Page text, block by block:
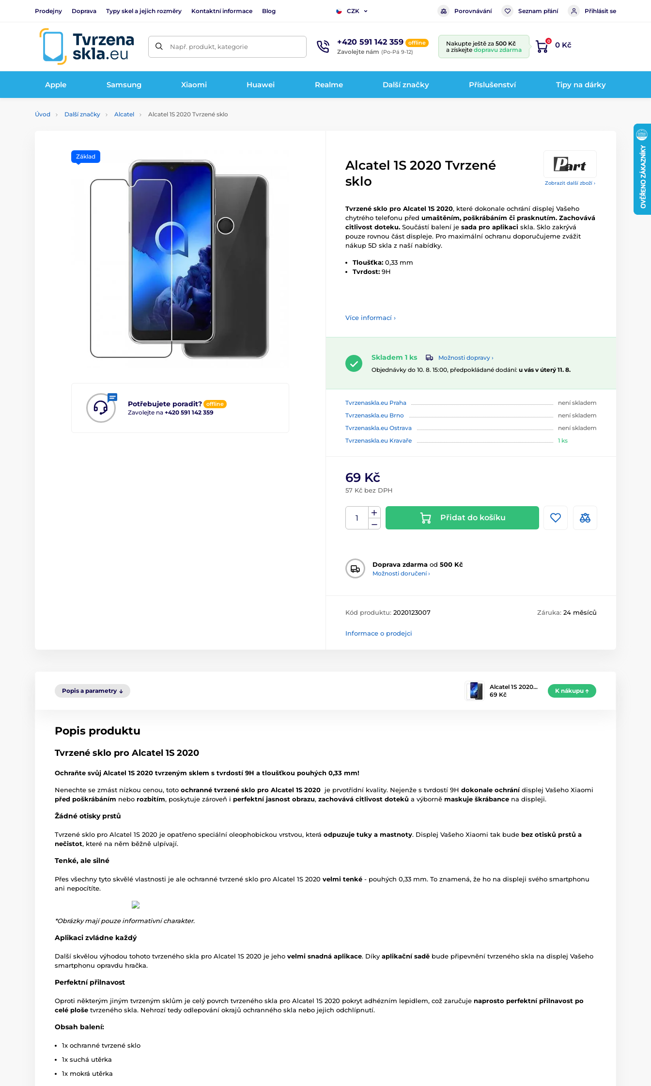
Prodejny Doprava Typy skel a jejich rozměry Kontaktní informace Blog CZK Porovnávání Seznam přání Přihlásit se
Např. produkt, kategorie +420 591 142 359 offline
Zavolejte nám (Po-Pá 9-12)
Nakupte ještě za 500 Kč
a získejte dopravu zdarma
0 0 Kč
Apple Samsung Xiaomi Huawei Realme Další značky Příslušenství Tipy na dárky
Úvod Další značky Alcatel Alcatel 1S 2020 Tvrzené sklo
Zobrazit další zboží ›
Potřebujete poradit? offline
Zavolejte na +420 591 142 359
Základ
Alcatel 1S 2020 Tvrzené
sklo
Tvrzené sklo pro Alcatel 1S 2020, které dokonale ochrání displej Vašeho
chytrého telefonu před umaštěním, poškrábáním či prasknutím. Zachovává
citlivost doteku. Součástí balení je sada pro aplikaci skla. Sklo zakrývá
pouze rovnou část displeje. Pro maximální ochranu doporučujeme zvážit
nákup 5D skla z naší nabídky.
Tloušťka: 0,33 mm
Tvrdost: 9H
Více informací ›
Skladem 1 ks
Možnosti dopravy ›
Objednávky do 10. 8. 15:00, předpokládané dodání: u vás v úterý 11. 8.
Tvrzenaskla.eu Praha
není skladem
Tvrzenaskla.eu Brno
není skladem
Tvrzenaskla.eu Ostrava
není skladem
Tvrzenaskla.eu Kravaře
1 ks
69 Kč
57 Kč bez DPH
Přidat do košíku
Doprava zdarma od 500 Kč
Možnosti doručení ›
Kód produktu: 2020123007 Záruka: 24 měsíců
Informace o prodejci
Popis a parametry
Alcatel 1S 2020…
69 Kč
K nákupu
Popis produktu
Tvrzené sklo pro Alcatel 1S 2020
Ochraňte svůj Alcatel 1S 2020 tvrzeným sklem s tvrdostí 9H a tloušťkou pouhých 0,33 mm!
Nenechte se zmást nízkou cenou, toto ochranné tvrzené sklo pro Alcatel 1S 2020 je prvotřídní kvality. Nejenže s tvrdostí 9H dokonale ochránídisplej Vašeho Xiaomi
před poškrábáním nebo rozbitím, poskytuje zároveň i perfektní jasnost obrazu, zachovává citlivost doteků a výborně maskuje škrábance na displeji.
Žádné otisky prstů
Tvrzené sklo pro Alcatel 1S 2020 je opatřeno speciální oleophobickou vrstvou, která odpuzuje tuky a mastnoty. Displej Vašeho Xiaomi tak bude bez otisků prstů a
nečistot, které na něm běžně ulpívají.
Tenké, ale silné
Přes všechny tyto skvělé vlastnosti je ale ochranné tvrzené sklo pro Alcatel 1S 2020 velmi tenké - pouhých 0,33 mm. To znamená, že ho na displeji svého smartphonu
ani nepocítíte.
*Obrázky mají pouze informativní charakter.
Aplikaci zvládne každý
Další skvělou výhodou tohoto tvrzeného skla pro Alcatel 1S 2020 je jeho velmi snadná aplikace. Díky aplikační sadě bude připevnění tvrzeného skla na displej Vašeho
smartphonu opravdu hračka.
Perfektní přilnavost
Oproti některým jiným tvrzeným sklům je celý povrch tvrzeného skla pro Alcatel 1S 2020 pokryt adhézním lepidlem, což zaručuje naprosto perfektní přilnavost po
celé ploše tvrzeného skla. Nehrozí tedy odlepování okrajů ochranného skla nebo jejich odchlípnutí.
Obsah balení:
1x ochranné tvrzené sklo
1x suchá utěrka
1x mokrá utěrka